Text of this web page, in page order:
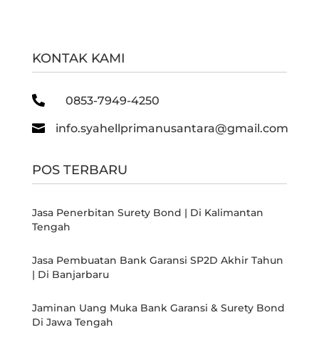
KONTAK KAMI
 0853-7949-4250
 info.syahellprimanusantara@gmail.com
POS TERBARU
Jasa Penerbitan Surety Bond | Di Kalimantan
Tengah
Jasa Pembuatan Bank Garansi SP2D Akhir Tahun
| Di Banjarbaru
Jaminan Uang Muka Bank Garansi & Surety Bond
Di Jawa Tengah